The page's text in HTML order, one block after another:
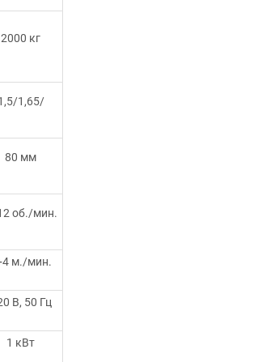
2000 кг
1,65/
80 мм
об./мин.
м./мин.
В, 50 Гц
1 кВт